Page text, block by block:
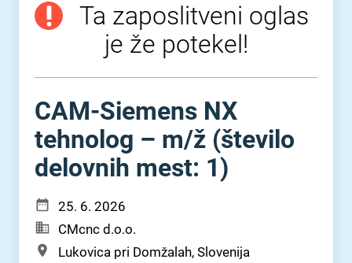
Ta zaposlitveni oglas
je že potekel!
CAM-Siemens NX
tehnolog – m⁠/⁠ž (število
delovnih mest: 1)
25. 6. 2026
CMcnc d.o.o.
Lukovica pri Domžalah, Slovenija